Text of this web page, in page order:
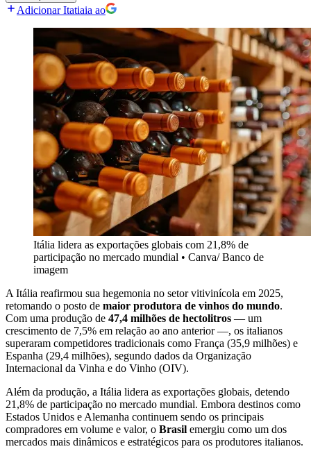
Adicionar Itatiaia ao
Itália lidera as exportações globais com 21,8% de
participação no mercado mundial • Canva/ Banco de
imagem
A Itália reafirmou sua hegemonia no setor vitivinícola em 2025,
retomando o posto de maior produtora de vinhos do mundo.
Com uma produção de 47,4 milhões de hectolitros — um
crescimento de 7,5% em relação ao ano anterior —, os italianos
superaram competidores tradicionais como França (35,9 milhões) e
Espanha (29,4 milhões), segundo dados da Organização
Internacional da Vinha e do Vinho (OIV).
Além da produção, a Itália lidera as exportações globais, detendo
21,8% de participação no mercado mundial. Embora destinos como
Estados Unidos e Alemanha continuem sendo os principais
compradores em volume e valor, o Brasil emergiu como um dos
mercados mais dinâmicos e estratégicos para os produtores italianos.